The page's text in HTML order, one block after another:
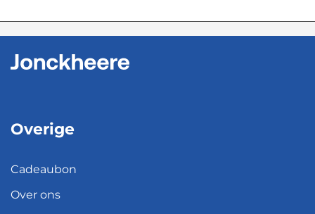
Overige
Cadeaubon
Over ons